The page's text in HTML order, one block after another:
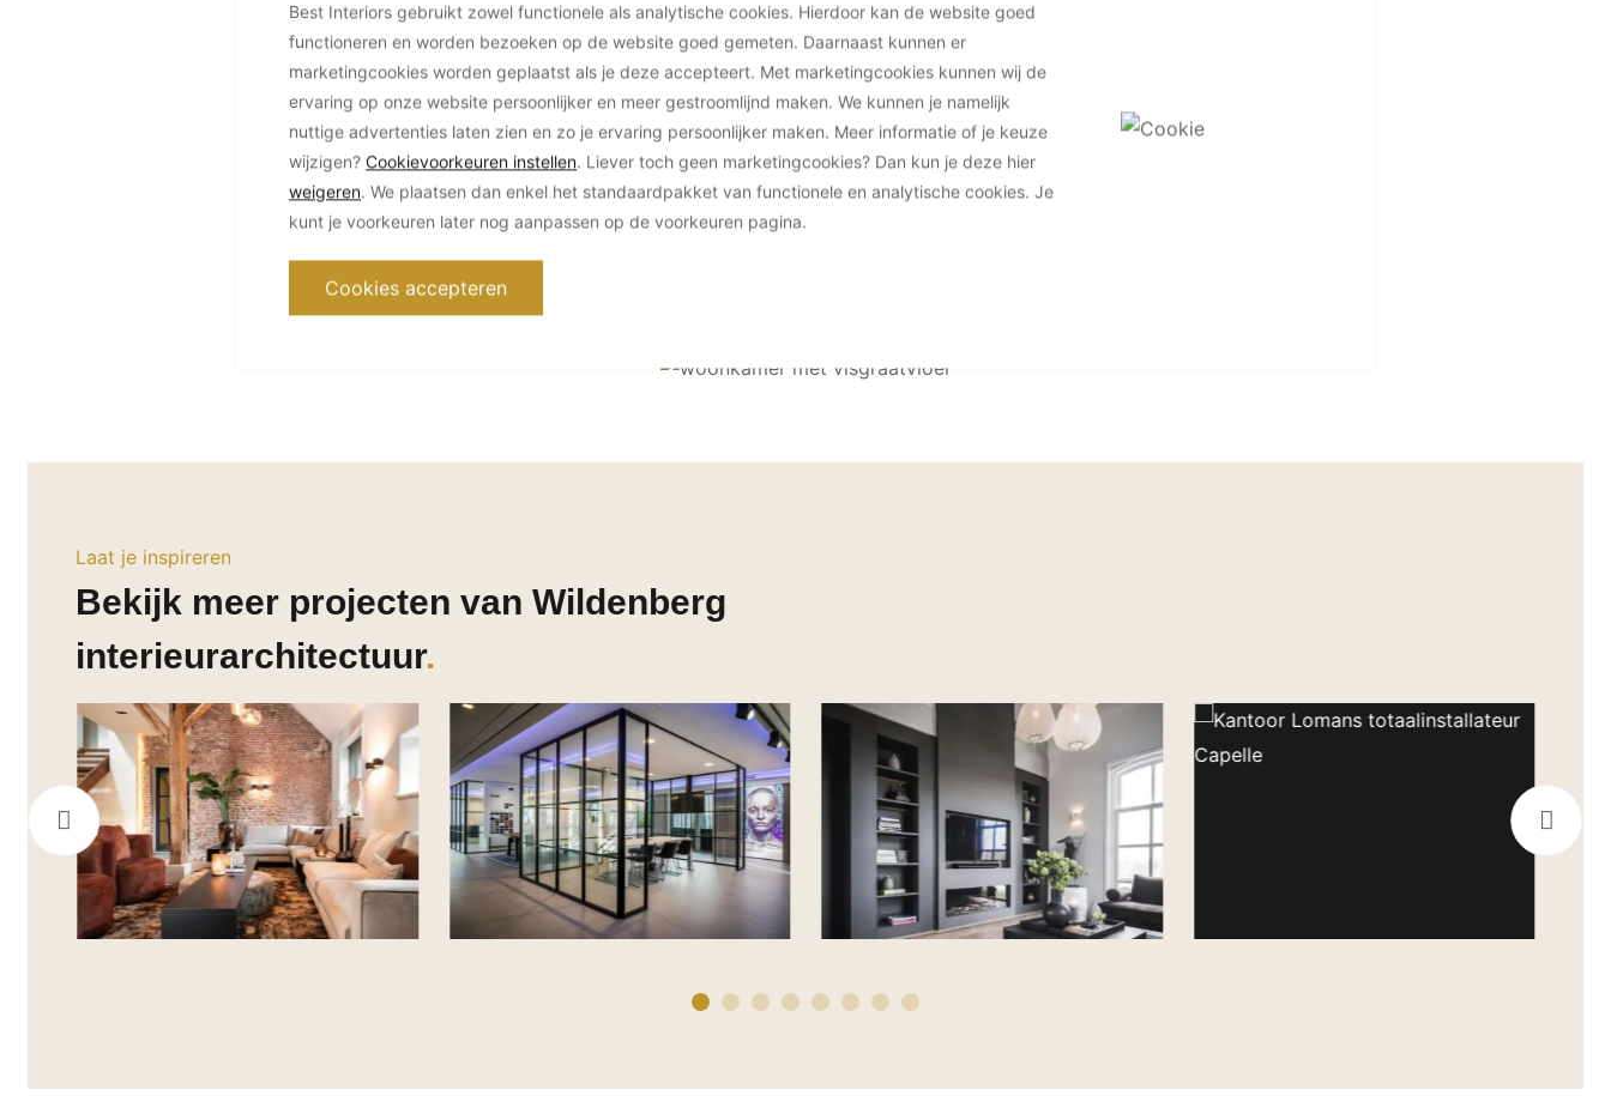
Laat je inspireren
Bekijk meer projecten van Wildenberg
interieurarchitectuur
Best Interiors gebruikt zowel functionele als analytische cookies. Hierdoor kan de website goed
functioneren en worden bezoeken op de website goed gemeten. Daarnaast kunnen er
marketingcookies worden geplaatst als je deze accepteert. Met marketingcookies kunnen wij de
ervaring op onze website persoonlijker en meer gestroomlijnd maken. We kunnen je namelijk
nuttige advertenties laten zien en zo je ervaring persoonlijker maken. Meer informatie of je keuze
wijzigen? Cookievoorkeuren instellen. Liever toch geen marketingcookies? Dan kun je deze hier
weigeren. We plaatsen dan enkel het standaardpakket van functionele en analytische cookies. Je
kunt je voorkeuren later nog aanpassen op de voorkeuren pagina.
Cookies accepteren